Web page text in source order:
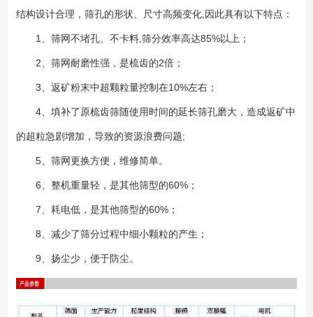
动电机的安装螺栓均采用双螺母防松措施，无须在螺母与部件之间装上热
等），必须能够正常运行。振动筛的任何部分均不应碰撞固定的部件（例
如，溜槽，平台），也不应在有聚集送料状态下进行工作。 ●要经常地
备。 ●及时更换损坏的弹簧。除了处理不当或在弹簧圈中堆积物料之
外，在正常情况下，弹簧具有很长使用寿命，一个弹簧出现故障可表明整
更换在该支承部位的整套弹簧。 ●在每次换筛板时，要检查侧板、横
梁、筛板支承轨（若有）和连接板。在任何情况下，均要至少每一个月检
结构设计合理，筛孔的形状、尺寸高频变化,因此具有以下特点：
1、筛网不堵孔、不卡料,筛分效率高达85%以上；
2、筛网耐磨性强，是梳齿的2倍；
3、返矿粉末中超颗粒量控制在10%左右；
4、填补了原梳齿筛随使用时间的延长筛孔磨大，造成返矿中
的超粒急剧增加，导致的资源浪费问题;
5、筛网更换方便，维修简单。
6、整机重量轻，是其他筛型的60%；
7、耗电低，是其他筛型的60%；
8、减少了筛分过程中细小颗粒的产生；
9、扬尘少，便于防尘。